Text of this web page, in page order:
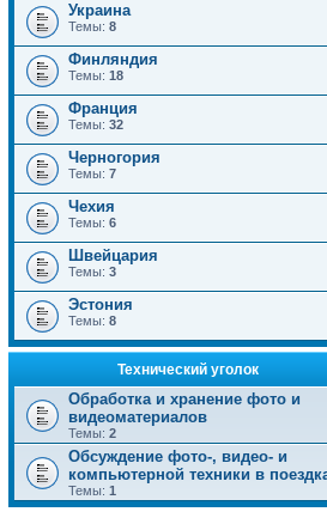
Украина
Темы: 8
Финляндия
Темы: 18
Франция
Темы: 32
Черногория
Темы: 7
Чехия
Темы: 6
Швейцария
Темы: 3
Эстония
Темы: 8
Технический уголок
Обработка и хранение фото и
видеоматериалов
Темы: 2
Обсуждение фото-, видео- и
компьютерной техники в
Темы: 1